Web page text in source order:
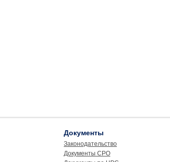
Документы
Законодательство
Документы СРО